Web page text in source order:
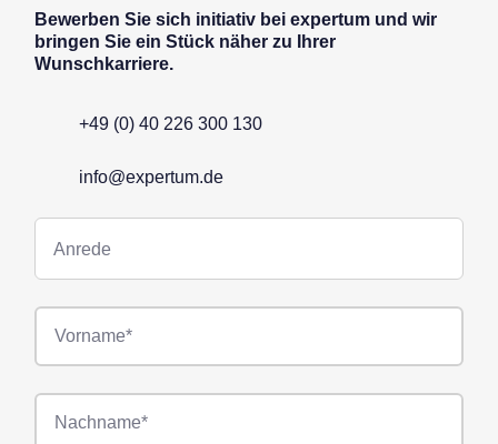
Bewerben Sie sich initiativ bei expertum und wir
bringen Sie ein Stück näher zu Ihrer
Wunschkarriere.
+49 (0) 40 226 300 130
info@expertum.de
Anrede
Anrede
Vorname*
Nachname*